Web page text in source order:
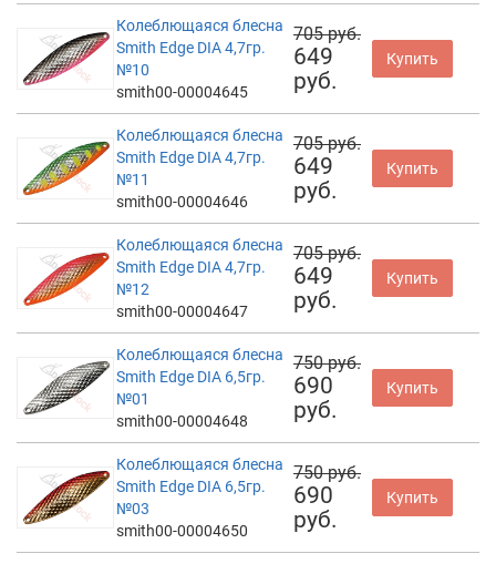
Колеблющаяся блесна
Smith Edge DIA 4,7гр.
№10
smith00-00004645
705 руб.
649
руб.
Купить
Колеблющаяся блесна
Smith Edge DIA 4,7гр.
№11
smith00-00004646
705 руб.
649
руб.
Купить
Колеблющаяся блесна
Smith Edge DIA 4,7гр.
№12
smith00-00004647
705 руб.
649
руб.
Купить
Колеблющаяся блесна
Smith Edge DIA 6,5гр.
№01
smith00-00004648
750 руб.
690
руб.
Купить
Колеблющаяся блесна
Smith Edge DIA 6,5гр.
№03
smith00-00004650
750 руб.
690
руб.
Купить